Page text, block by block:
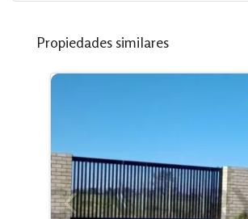
Propiedades similares